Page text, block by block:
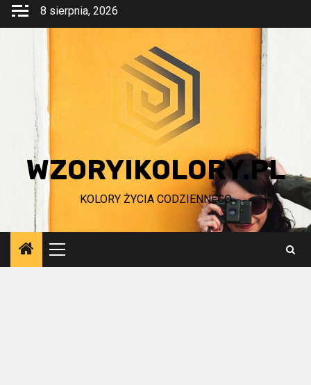
Przejdź
8 sierpnia, 2026
WZORYIKOLORY.PL
KOLORY ŻYCIA CODZIENNEGO
Menu
główne